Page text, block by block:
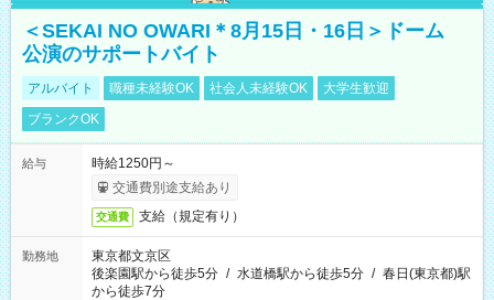
＜SEKAI NO OWARI＊8月15日・16日＞ドーム
公演のサポートバイト
アルバイト 職種未経験OK 社会人未経験OK
大学生歓迎
ブランクOK
給与
時給1250円～
交通費別途支給あり
交通費 支給（規定有り）
勤務地
東京都文京区
後楽園駅から徒歩5分 / 水道橋駅から徒歩5分 / 春日(東京都)駅
から徒歩7分